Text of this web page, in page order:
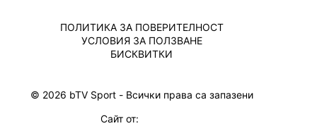
© 2026 bTV Sport - Всички права са запазени
ПОЛИТИКА ЗА ПОВЕРИТЕЛНОСТ
УСЛОВИЯ ЗА ПОЛЗВАНЕ
БИСКВИТКИ
Сайт от: